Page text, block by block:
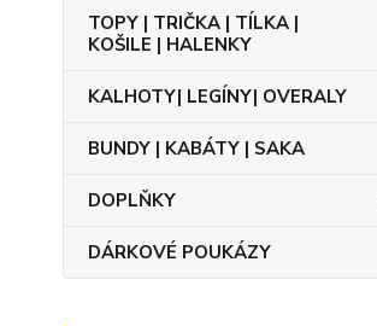
TOPY | TRIČKA | TÍLKA |
KOŠILE | HALENKY
KALHOTY| LEGÍNY| OVERALY
BUNDY | KABÁTY | SAKA
DOPLŇKY
DÁRKOVÉ POUKÁZY